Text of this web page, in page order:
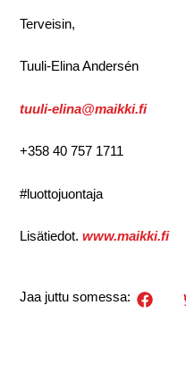
Terveisin,
Tuuli-Elina Andersén
tuuli-elina@maikki.fi
+358 40 757 1711
#luottojuontaja
Lisätiedot.www.maikki.fi
Jaa juttu somessa: